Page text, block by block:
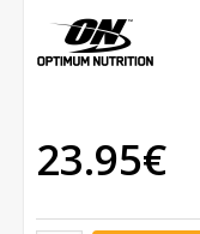
23.95€